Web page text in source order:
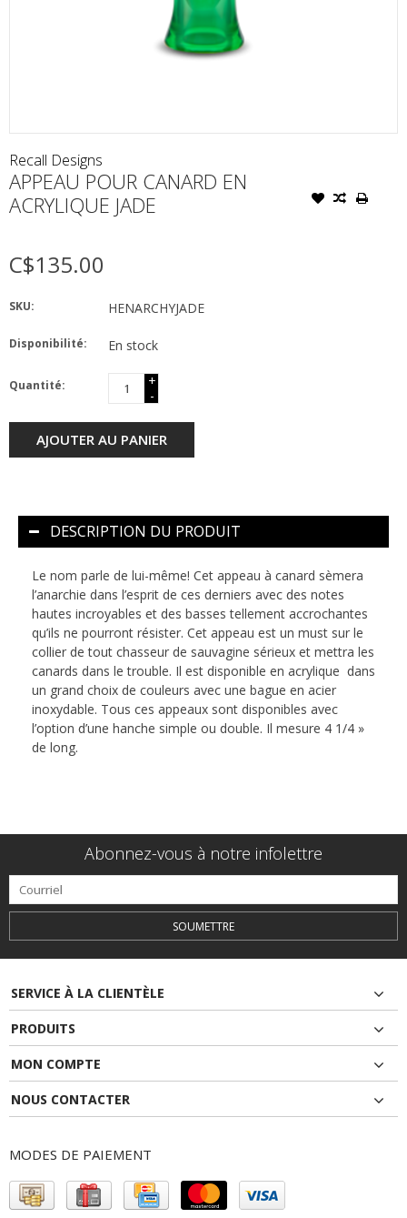
Recall Designs
APPEAU POUR CANARD EN
ACRYLIQUE JADE
C$135.00
SKU: HENARCHYJADE
Disponibilité: En stock
Quantité:
+
-
AJOUTER AU PANIER
DESCRIPTION DU PRODUIT
Le nom parle de lui-même! Cet appeau à canard sèmera
l’anarchie dans l’esprit de ces derniers avec des notes
hautes incroyables et des basses tellement accrochantes
qu’ils ne pourront résister. Cet appeau est un must sur le
collier de tout chasseur de sauvagine sérieux et mettra les
canards dans le trouble. Il est disponible en acrylique dans
un grand choix de couleurs avec une bague en acier
inoxydable. Tous ces appeaux sont disponibles avec
l’option d’une hanche simple ou double. Il mesure 4 1/4 »
de long.
Abonnez-vous à notre infolettre
SOUMETTRE
SERVICE À LA CLIENTÈLE
PRODUITS
MON COMPTE
NOUS CONTACTER
MODES DE PAIEMENT